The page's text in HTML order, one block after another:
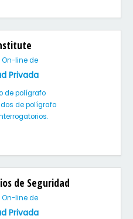
On-line de
Privada
de polígrafo
de polígrafo
de Seguridad
On-line de
Privada